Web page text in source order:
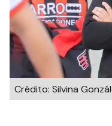
Crédito: Silvina